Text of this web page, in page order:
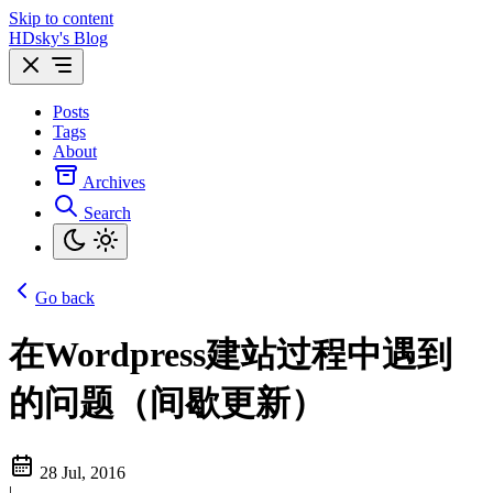
Skip to content
HDsky's Blog
Posts
Tags
About
Archives
Search
Go back
在Wordpress建站过程中遇到
的问题（间歇更新）
28 Jul, 2016